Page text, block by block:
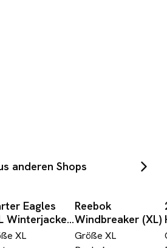
anderen Shops
Eagles
Winterjacke
XL
Reebok
Windbreaker (XL)
Größe XL